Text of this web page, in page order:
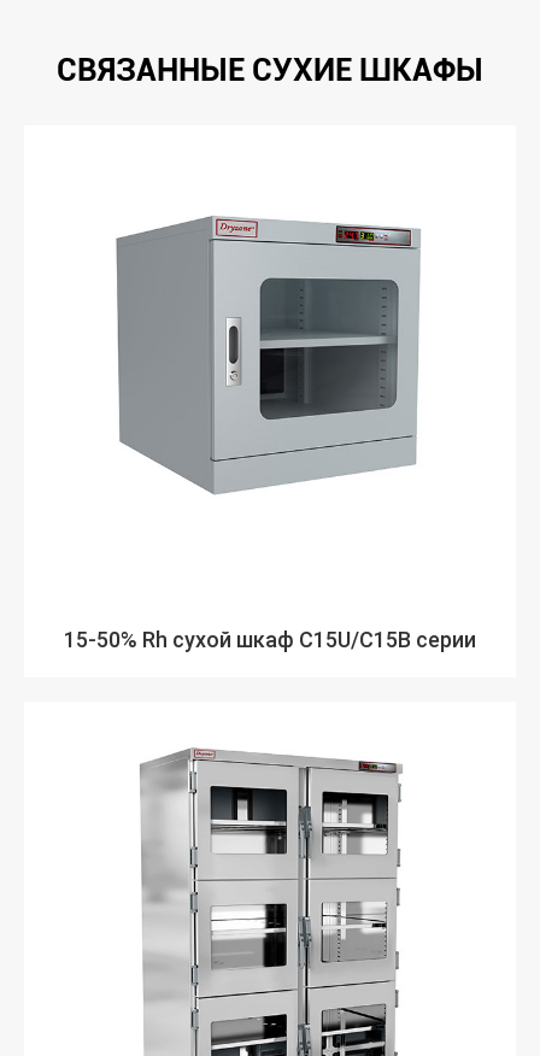
СВЯЗАННЫЕ СУХИЕ ШКАФЫ
15-50% Rh сухой шкаф C15U/C15B серии